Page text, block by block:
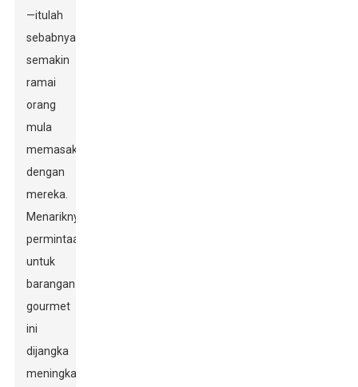
—itulah
sebabnya
semakin
ramai
orang
mula
memasak
dengan
mereka.
Menariknya,
permintaan
untuk
barangan
gourmet
ini
dijangka
meningkat